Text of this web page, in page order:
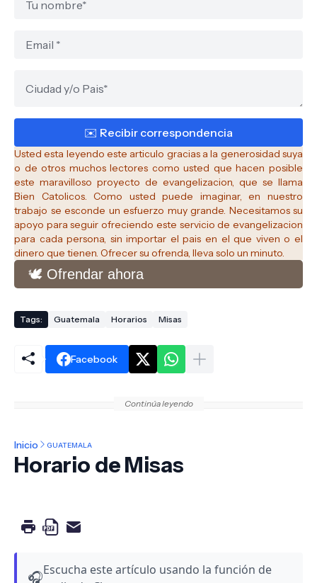
Usted esta leyendo este articulo gracias a la generosidad suya
o de otros muchos lectores como usted que hacen posible
este maravilloso proyecto de evangelizacion, que se llama
Bien Catolicos.Como usted puede imaginar, en nuestro
trabajo se esconde un esfuerzo muy grande. Necesitamos su
apoyo para seguir ofreciendo este servicio de evangelizacion
para cada persona, sin importar el pais en el que viven o el
dinero que tienen. Ofrecer su ofrenda, lleva solo un minuto.
🕊️ Ofrendar ahora
Tags: Guatemala Horarios Misas
Facebook
Continúa leyendo
Inicio GUATEMALA
Horario de Misas
🎧Escucha este artículo usando la función de